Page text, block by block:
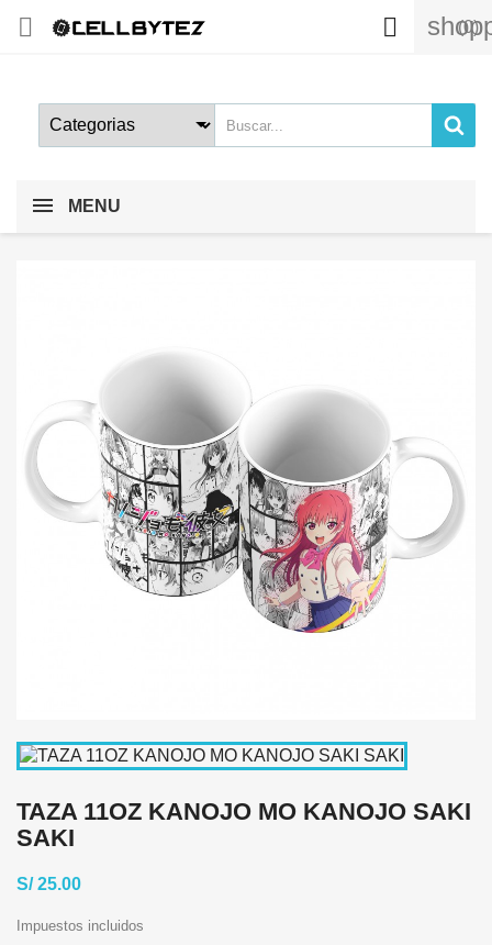
 (0)

MENU
TAZA 11OZ KANOJO MO KANOJO SAKI
SAKI
S/ 25.00
Impuestos incluidos